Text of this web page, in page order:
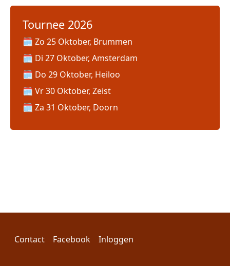
Tournee 2026
Zo 25 Oktober, Brummen
Di 27 Oktober, Amsterdam
Do 29 Oktober, Heiloo
Vr 30 Oktober, Zeist
Za 31 Oktober, Doorn
Voet
Contact Facebook Gebruikersmenu
Inloggen